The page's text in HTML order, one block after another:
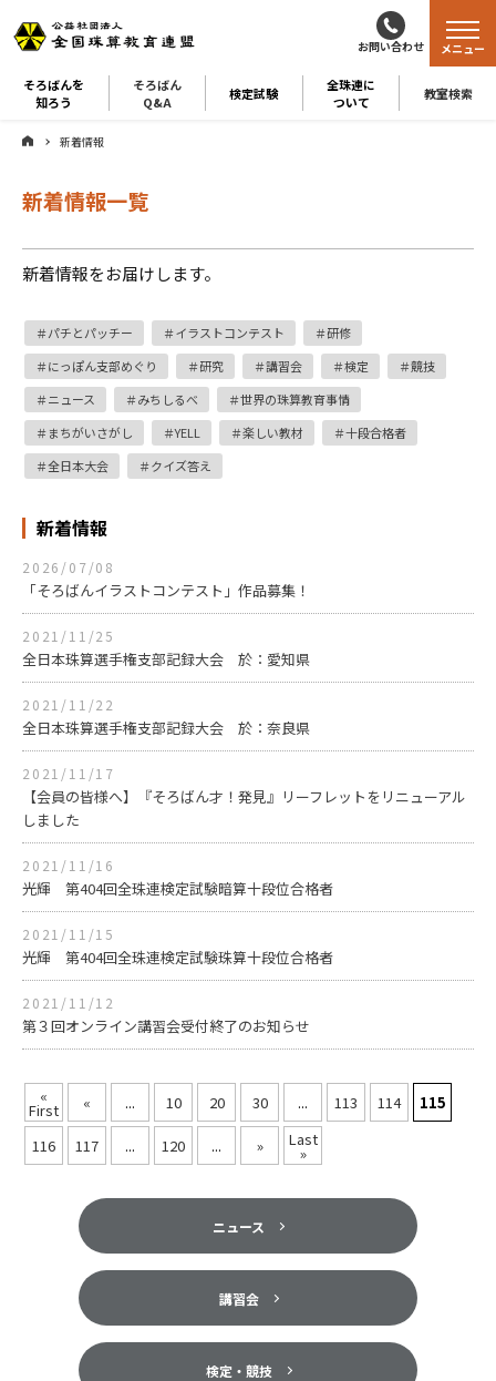
お問い合わせ
そろばんを
知ろう
そろばん
Q&A
検定試験
全珠連に
ついて
教室検索
メニュー
新着情報
新着情報一覧
新着情報をお届けします。
パチとパッチー イラストコンテスト
研修
にっぽん支部めぐり
研究 講習会 検定
競技
ニュース
みちしるべ
世界の珠算教育事情
まちがいさがし
YELL 楽しい教材
十段合格者
全日本大会
クイズ答え
新着情報
2026/07/08
「そろばんイラストコンテスト」作品募集！
2021/11/25
全日本珠算選手権支部記録大会 於：愛知県
2021/11/22
全日本珠算選手権支部記録大会 於：奈良県
2021/11/17
【会員の皆様へ】『そろばん才！発見』リーフレットをリニューアル
しました
2021/11/16
光輝 第404回全珠連検定試験暗算十段位合格者
2021/11/15
光輝 第404回全珠連検定試験珠算十段位合格者
2021/11/12
第３回オンライン講習会受付終了のお知らせ
«
First « ... 10 20 30 ... 113 114 115
116 117 ... 120 ... » Last
»
ニュース
講習会
検定・競技